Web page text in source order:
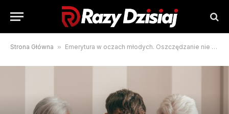
Strona Główna » Emerytura w oczach młodych. Oszczędzanie nie ma sensu? – Biznes Wprost